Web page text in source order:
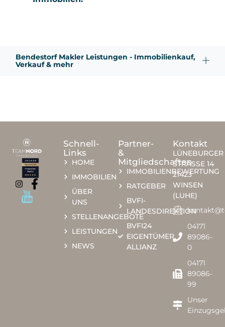
Bendestorf Makler Leistungen - Immobilienkauf,
Verkauf & mehr
Schnell-
Links
HOME
IMMOBILIEN
ÜBER
UNS
STELLENANGEBOTE
LEISTUNGEN
NEWS
Partner-
&
Mitgliedschaften
IMMOBILIENBEWERTUNG
RATGEBER
BVFI-
LANDESDIREKTION
BVFI24
EIGENTÜMER
ALLIANZ
Kontakt
LÜNEBURGER
STRASSE 14
21423
WINSEN
(LUHE)
04171
89086-
0​​
04171
89086-
99
Unser